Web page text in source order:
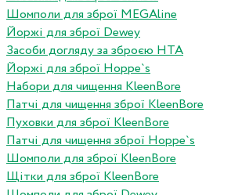
Шомполи для зброї MEGAline
Йоржі для зброї Dewey
Засоби догляду за зброєю HTA
Йоржі для зброї Hoppe`s
Набори для чищення KleenBore
Патчі для чищення зброї KleenBore
Пуховки для зброї KleenBore
Патчі для чищення зброї Hoppe`s
Шомполи для зброї KleenBore
Щітки для зброї KleenBore